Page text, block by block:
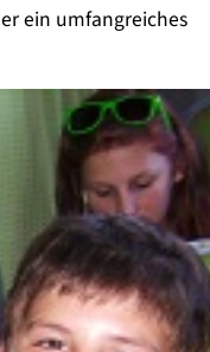
ein umfangreiches